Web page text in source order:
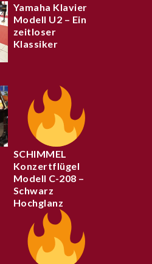
Yamaha Klavier
Modell U2 – Ein
zeitloser
Klassiker
SCHIMMEL
Konzertflügel
Modell C-208 –
Schwarz
Hochglanz